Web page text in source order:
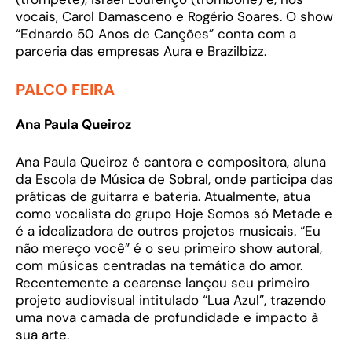
vocais, Carol Damasceno e Rogério Soares. O show
“Ednardo 50 Anos de Canções” conta com a
parceria das empresas Aura e Brazilbizz.
PALCO FEIRA
Ana Paula Queiroz
Ana Paula Queiroz é cantora e compositora, aluna
da Escola de Música de Sobral, onde participa das
práticas de guitarra e bateria. Atualmente, atua
como vocalista do grupo Hoje Somos só Metade e
é a idealizadora de outros projetos musicais. “Eu
não mereço você” é o seu primeiro show autoral,
com músicas centradas na temática do amor.
Recentemente a cearense lançou seu primeiro
projeto audiovisual intitulado “Lua Azul”, trazendo
uma nova camada de profundidade e impacto à
sua arte.